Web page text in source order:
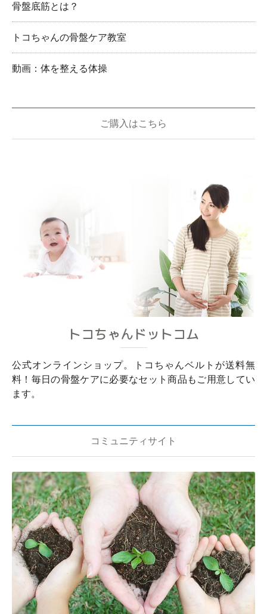
骨盤底筋とは？
トコちゃんの骨盤ケア教室
動画：体を整える体操
ご購入はこちら
トコちゃんドットコム
公式オンラインショップ。トコちゃんベルトが送料無
料！毎日の骨盤ケアに必要なセット商品もご用意してい
ます。
コミュニティサイト